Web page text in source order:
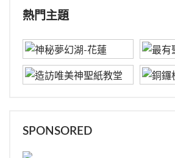
熱門主題
SPONSORED